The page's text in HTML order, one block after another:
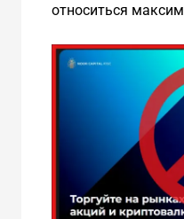
относиться